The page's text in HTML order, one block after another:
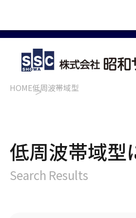
HOME低周波帯域型
低周波帯域型
Search Results